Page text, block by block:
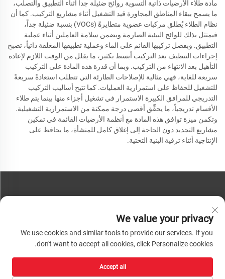
مادة طلاء الأرضيات ذاتية التسوية روائح ضئيلة جداً أثناء التطبيق والتصلب،
ما يسمح ببقاء المناطق المجاورة قيد التشغيل أثناء مشاريع التركيب. كما أن
نظام الطلاء يُطلق مركبات عضوية متطايرةً (VOCs) بنسبة ضئيلة جداً،
فيمتثل بذلك للوائح البيئية الصارمة ويضمن سلامة العاملين أثناء عملية
التطبيق. وبفضل تركيبها القائم على الماء وعملية تطبيقها المغلقة ذاتياً، تصبح
إجراءات التنظيف بعد التركيب أبسط بكثير، ما يقلل من الوقت اللازم لإعادة
التأهيل بعد الانتهاء من التركيب. وبما أن قدرة هذه المادة على التركيب
سريعة للغاية، فهي مثالية للإصلاحات الطارئة التي تتطلب استعادةً سريعةً
للتشغيل للحفاظ على استمرارية العمليات. كما تتيح أساليب التركيب
التدريجي للمرافق الكبيرة الاستمرار في تشغيل أجزاء منها بينما يتم طلاء
الأقسام تدريجياً، ما يحقِّق أقصى درجة ممكنة من الاستمرارية التشغيلية.
وتكمن ميزة توافق هذه المادة مع أنظمة الأرضيات القائمة في تمكين
مشاريع التجديد دون الحاجة إلى إغلاق كامل للمنشأة، ما يحافظ على
الإنتاجية أثناء ترقية البنية التحتية.
هاتف:+86-13793890209
هاتف:+86-13793890209
حقوق الطبع والنشر © ٢٠٢٦ شركة شاندونغ هواشينغ لتكنولوجيا المواد عالية التقنية
We value your privacy
We use cookies and similar tools to provide our services. If you
don't want to accept all cookies, click Personalize cookies.
Accept all